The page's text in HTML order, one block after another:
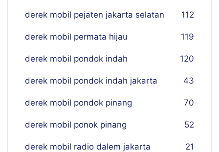
derek mobil pejaten jakarta selatan 112
derek mobil permata hijau 119
derek mobil pondok indah 120
derek mobil pondok indah jakarta 43
derek mobil pondok pinang 70
derek mobil ponok pinang 52
derek mobil radio dalem jakarta 21